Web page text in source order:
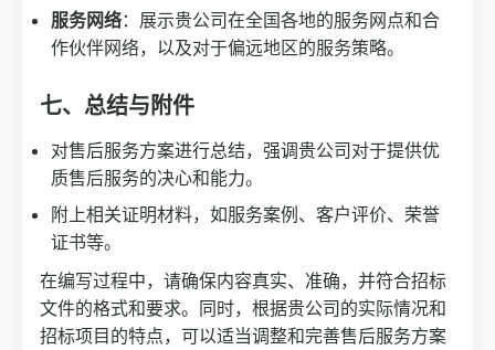
服务网络：展示贵公司在全国各地的服务网点和合
作伙伴网络，以及对于偏远地区的服务策略。
七、总结与附件
对售后服务方案进行总结，强调贵公司对于提供优
质售后服务的决心和能力。
附上相关证明材料，如服务案例、客户评价、荣誉
证书等。
在编写过程中，请确保内容真实、准确，并符合招标
文件的格式和要求。同时，根据贵公司的实际情况和
招标项目的特点，可以适当调整和完善售后服务方案